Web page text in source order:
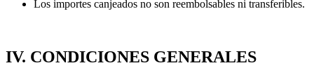
Los importes canjeados no son reembolsables ni transferibles.
IV. CONDICIONES GENERALES